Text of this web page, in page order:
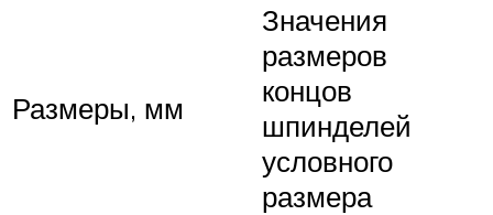
Размеры, мм
Значения
размеров
концов
шпинделей
условного
размера